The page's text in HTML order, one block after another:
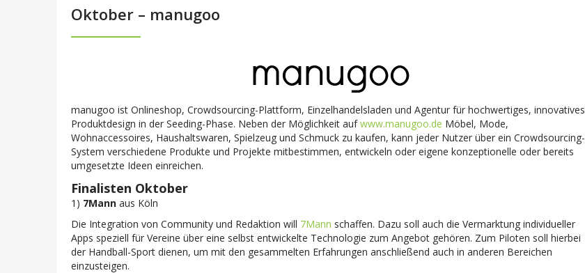
Oktober – manugoo
manugoo ist Onlineshop, Crowdsourcing-Plattform, Einzelhandelsladen und Agentur für hochwertiges, innovatives
Produktdesign in der Seeding-Phase. Neben der Möglichkeit aufwww.manugoo.de Möbel, Mode,
Wohnaccessoires, Haushaltswaren, Spielzeug und Schmuck zu kaufen, kann jeder Nutzer über ein Crowdsourcing-
System verschiedene Produkte und Projekte mitbestimmen, entwickeln oder eigene konzeptionelle oder bereits
umgesetzte Ideen einreichen.
Finalisten Oktober
1) 7Mann aus Köln
Die Integration von Community und Redaktion will 7Mann schaffen. Dazu soll auch die Vermarktung individueller
Apps speziell für Vereine über eine selbst entwickelte Technologie zum Angebot gehören. Zum Piloten soll hierbei
der Handball-Sport dienen, um mit den gesammelten Erfahrungen anschließend auch in anderen Bereichen
einzusteigen.